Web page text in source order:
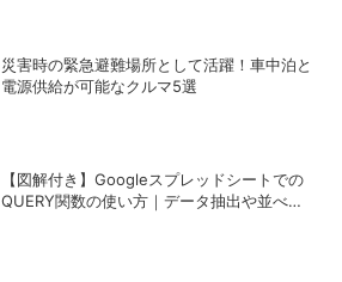
災害時の緊急避難場所として活躍！車中泊と
電源供給が可能なクルマ5選
【図解付き】Googleスプレッドシートでの
QUERY関数の使い方｜データ抽出や並べ替